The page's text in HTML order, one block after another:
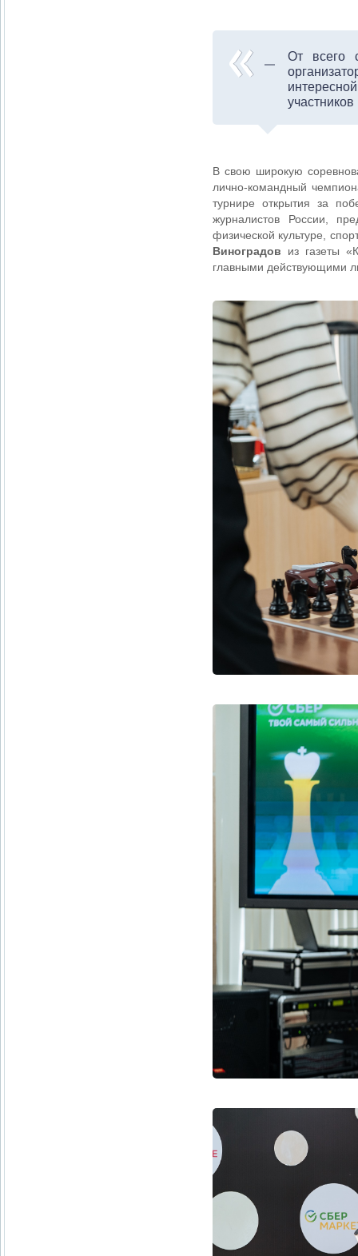
От всего
В свою широкую
лично-командный
турнире открытия за
журналистов России,
физической культуре,
Виноградов из газеты
главными действующими